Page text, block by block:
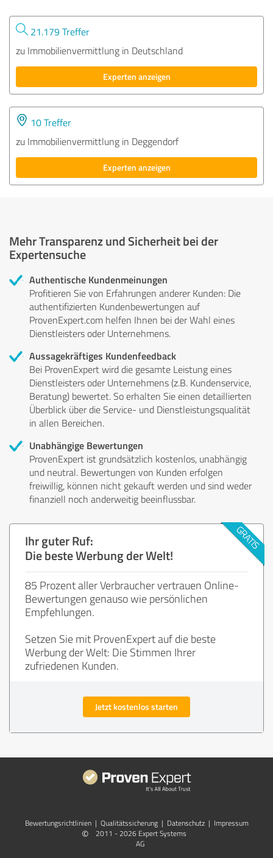
21.179 Treffer
zu Immobilienvermittlung in Deutschland
Experten anzeigen
10 Treffer
zu Immobilienvermittlung in Deggendorf
Experten anzeigen
Mehr Transparenz und Sicherheit bei der
Expertensuche
Authentische Kundenmeinungen
Profitieren Sie von Erfahrungen anderer Kunden: Die
authentifizierten Kundenbewertungen auf
ProvenExpert.com helfen Ihnen bei der Wahl eines
Dienstleisters oder Unternehmens.
Aussagekräftiges Kundenfeedback
Bei ProvenExpert wird die gesamte Leistung eines
Dienstleisters oder Unternehmens (z.B. Kundenservice,
Beratung) bewertet. So erhalten Sie einen detaillierten
Überblick über die Service- und Dienstleistungsqualität
in allen Bereichen.
Unabhängige Bewertungen
ProvenExpert ist grundsätzlich kostenlos, unabhängig
und neutral. Bewertungen von Kunden erfolgen
freiwillig, können nicht gekauft werden und sind weder
finanziell noch anderweitig beeinflussbar.
Ihr guter Ruf:
Die beste Werbung der Welt!
85 Prozent aller Verbraucher vertrauen Online-
Bewertungen genauso wie persönlichen
Empfehlungen.
Setzen Sie mit ProvenExpert auf die beste
Werbung der Welt: Die Stimmen Ihrer
zufriedenen Kunden.
Jetzt kostenlos starten
Bewertungs­richtlinien | Qualitätssicherung | Datenschutz | Impressum
©
2011 - 2026 Expert Systems
AG